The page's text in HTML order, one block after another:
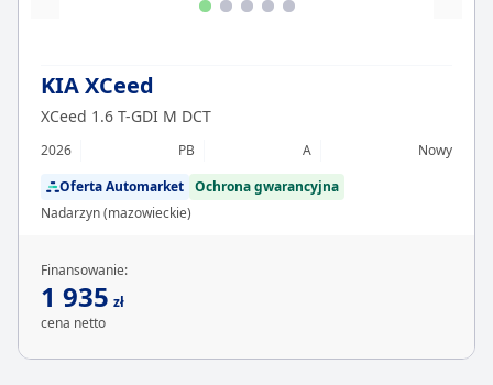
KIA XCeed
XCeed 1.6 T-GDI M DCT
2026 PB A
Nowy
Oferta Automarket Ochrona gwarancyjna
Nadarzyn (mazowieckie)
Finansowanie:
1 935 zł
cena netto